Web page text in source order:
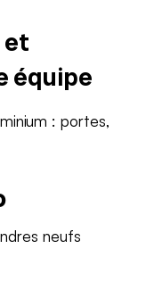
et
équipe
: portes,
neufs